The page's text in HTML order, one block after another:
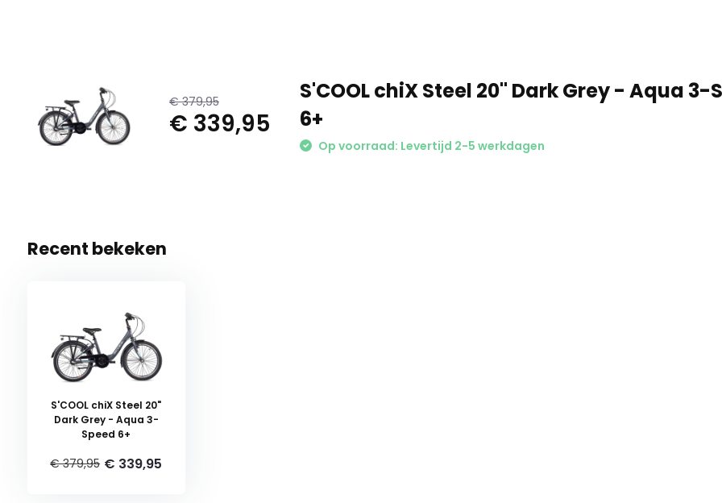
€ 379,95
€ 339,95
S'COOL chiX Steel 20" Dark Grey - Aqua 3-
6+
Op voorraad: Levertijd 2-5 werkdagen
Recent bekeken
S'COOL chiX Steel 20"
Dark Grey - Aqua 3-
Speed 6+
€ 379,95 € 339,95